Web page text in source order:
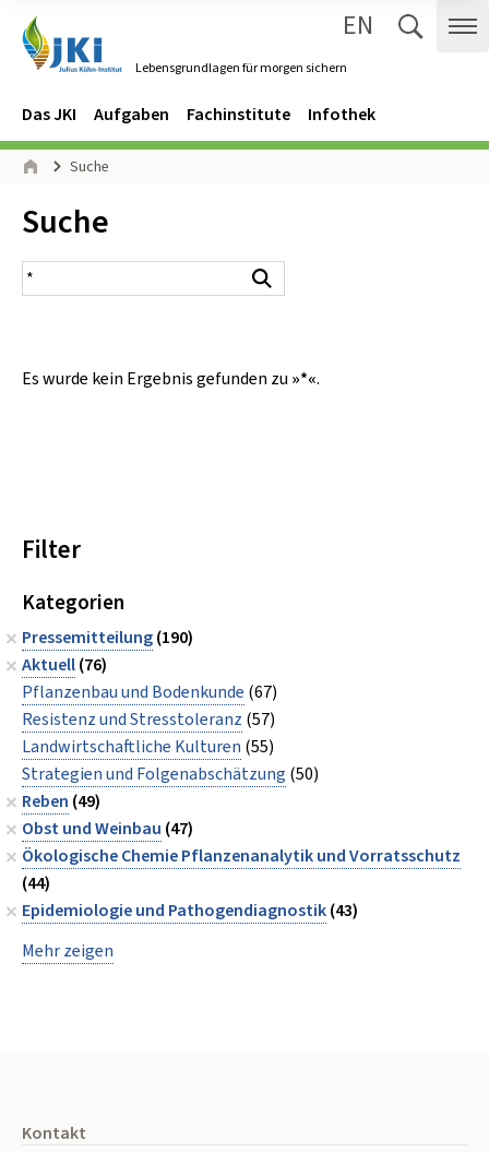
Lebensgrundlagen für morgen sichern
EN
Navigation
Hauptmenü
Das JKI Aufgaben Fachinstitute Infothek
Seitenpfad
Suche
Inhalt:
Suche
Suchergebnis
Es wurde kein Ergebnis gefunden zu »*«.
Filter
Kategorien
Pressemitteilung(190)
Aktuell(76)
Pflanzenbau und Bodenkunde (67)
Resistenz und Stresstoleranz (57)
Landwirtschaftliche Kulturen (55)
Strategien und Folgenabschätzung (50)
Reben (49)
Obst und Weinbau (47)
Ökologische Chemie Pflanzenanalytik und Vorratsschutz
(44)
Epidemiologie und Pathogendiagnostik(43)
Mehr zeigen
Kontakt